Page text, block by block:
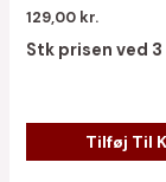
129,00 kr.
Stk prisen ved 3
Tilføj Til